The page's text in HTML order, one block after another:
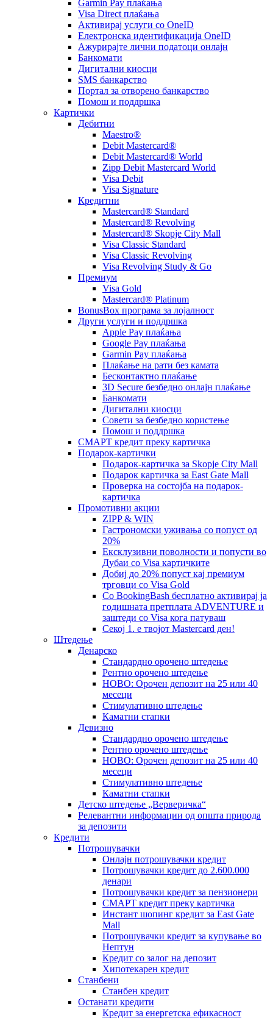
Garmin Pay плаќања
Visa Direct плаќања
Активирај услуги со OneID
Електронска идентификација OneID
Ажурирајте лични податоци онлајн
Банкомати
Дигитални киосци
SMS банкарство
Портал за отворeно банкарство
Помош и поддршка
Картички
Дебитни
Maestro®
Debit Mastercard®
Debit Mastercard® World
Zipp Debit Mastercard World
Visa Debit
Visa Signature
Кредитни
Mastercard® Standard
Mastercard® Revolving
Mastercard® Skopje City Mall
Visa Classic Standard
Visa Classic Revolving
Visa Revolving Study & Go
Премиум
Visa Gold
Mastercard® Platinum
BonusBox програма за лојалност
Други услуги и поддршка
Apple Pay плаќања
Google Pay плаќања
Garmin Pay плаќања
Плаќање на рати без камата
Бесконтактно плаќање
3D Secure безбедно онлајн плаќање
Банкомати
Дигитални киосци
Совети за безбедно користење
Помош и поддршка
СМАРТ кредит преку картичка
Подарок-картички
Подарок-картичка за Skopje City Mall
Подарок картичка за East Gate Mall
Проверка на состојба на подарок-
картичка
Промотивни акции
ZIPP & WIN
Гастрономски уживања со попуст од
20%
Eксклузивни поволности и попусти во
Дубаи со Visa картичките
Добиј до 20% попуст кај премиум
трговци со Visa Gold
Со BookingBash бесплатно активирај ја
годишната претплата ADVENTURE и
заштеди со Visa кога патуваш
Секој 1. е твојот Mastercard ден!
Штедење
Денарско
Стандардно орочено штедење
Рентно орочено штедење
НОВО: Орочен депозит на 25 или 40
месеци
Стимулативно штедење
Каматни стапки
Девизно
Стандардно орочено штедење
Рентно орочено штедење
НОВО: Орочен депозит на 25 или 40
месеци
Стимулативно штедење
Каматни стапки
Детско штедење „Верверичка“
Релевантни информации од општа природа
за депозити
Кредити
Потрошувачки
Онлајн потрошувачки кредит
Потрошувачки кредит до 2.600.000
денари
Потрошувачки кредит за пензионери
СМАРТ кредит преку картичка
Инстант шопинг кредит за East Gate
Mall
Потрошувачки кредит за купување во
Нептун
Кредит со залог на депозит
Хипотекарен кредит
Станбени
Станбен кредит
Останати кредити
Кредит за енергетска ефикасност